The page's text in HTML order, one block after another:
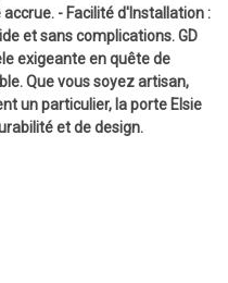
- Facilité d'Installation :
et sans complications. GD
exigeante en quête de
Que vous soyez artisan,
un particulier, la porte Elsie
et de design.